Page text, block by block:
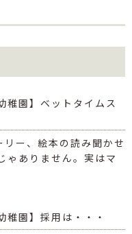
稚園】ベットタイムス
ー、絵本の読み聞かせ
ゃありません。実はマ
稚園】採用は・・・